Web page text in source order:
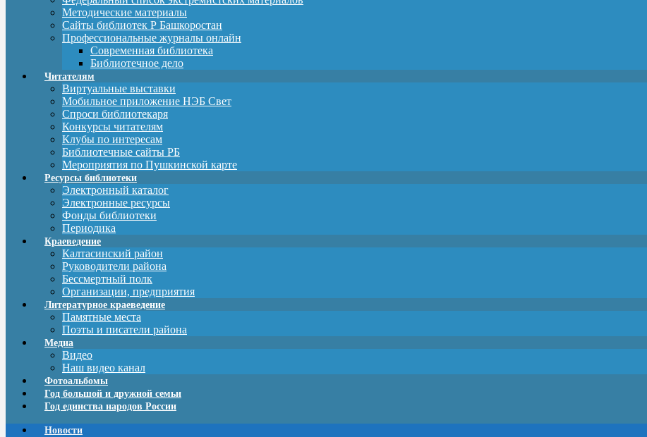
Методические материалы
Сайты библиотек Р Башкоростан
Профессиональные журналы онлайн
Современная библиотека
Библиотечное дело
Читателям
Виртуальные выставки
Мобильное приложение НЭБ Свет
Спроси библиотекаря
Конкурсы читателям
Клубы по интересам
Библиотечные сайты РБ
Мероприятия по Пушкинской карте
Ресурсы библиотеки
Электронный каталог
Электронные ресурсы
Фонды библиотеки
Периодика
Краеведение
Калтасинский район
Руководители района
Бессмертный полк
Организации, предприятия
Литературное краеведение
Памятные места
Поэты и писатели района
Медиа
Видео
Наш видео канал
Фотоальбомы
Год большой и дружной семьи
Год единства народов России
Новости